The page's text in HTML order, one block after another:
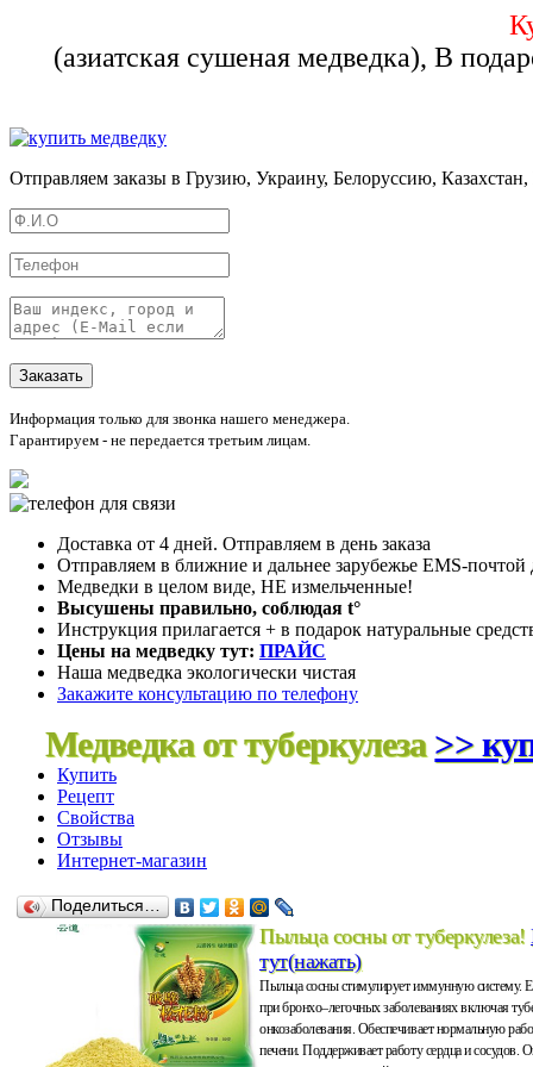
(азиатская сушеная медведка), В
Отправляем заказы в Грузию, Украину, Белоруссию,
Информация только для звонка нашего менеджера.
Гарантируем - не передается третьим лицам.
Доставка от 4 дней. Отправляем в день заказа
Отправляем в ближние и дальнее зарубежье EMS-
Медведки в целом виде, НЕ измельченные!
Высушены правильно, соблюдая t°
Инструкция прилагается + в подарок натуральные
Цены на медведку тут: ПРАЙС
Наша медведка экологически чистая
Закажите консультацию по телефону
Медведка от туберкулеза >>
Купить
Рецепт
Свойства
Отзывы
Интернет-магазин
Поделиться…
Пыльца сосны от туберкулеза!
тут(нажать)
Пыльца сосны стимулирует иммунную систему.
при бронхо–легочных заболеваниях включая
онкозаболевания. Обеспечивает нормальную
печени. Поддерживает работу сердца и сосудов.